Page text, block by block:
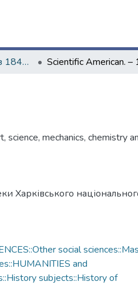
Scientific American (з 1845 р.)
mechanics, chemistry
Харківського
social
and
subjects::History of